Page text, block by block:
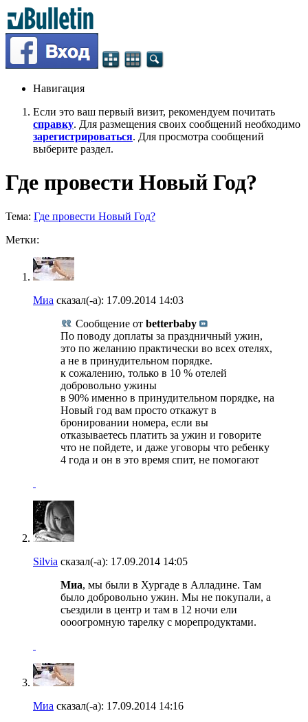
Навигация
Если это ваш первый визит, рекомендуем почитать
справку. Для размещения своих сообщений необходимо
зарегистрироваться. Для просмотра сообщений
выберите раздел.
Где провести Новый Год?
Тема: Где провести Новый Год?
Метки:
Миа сказал(-а): 17.09.2014 14:03
Сообщение от betterbaby
По поводу доплаты за праздничный ужин,
это по желанию практически во всех отелях,
а не в принудительном порядке.
к сожалению, только в 10 % отелей
добровольно ужины
в 90% именно в принудительном порядке, на
Новый год вам просто откажут в
бронировании номера, если вы
отказываетесь платить за ужин и говорите
что не пойдете, и даже уговоры что ребенку
4 года и он в это время спит, не помогают
Silvia сказал(-а): 17.09.2014 14:05
Миа, мы были в Хургаде в Алладине. Там
было добровольно ужин. Мы не покупали, а
съездили в центр и там в 12 ночи ели
оооогромную тарелку с морепродуктами.
Миа сказал(-а): 17.09.2014 14:16